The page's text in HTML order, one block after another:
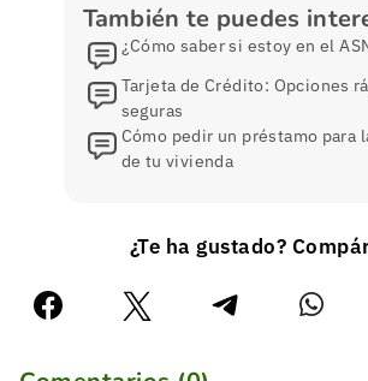
También te puedes
¿Cómo saber si estoy en el
Tarjeta de Crédito: Opciones
seguras
Cómo pedir un préstamo para
de tu vivienda
¿Te ha gustado?